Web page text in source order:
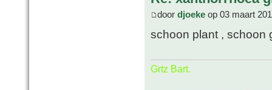
door djoeke op 03 maart
schoon plant , schoon
Grtz Bart.